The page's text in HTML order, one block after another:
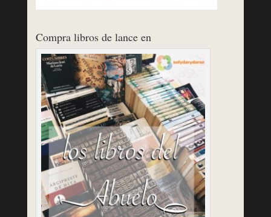
Compra libros de lance en